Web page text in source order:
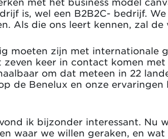
is, wel een B2B2C- bedrijf.
Als die ons leert kennen, zal de
moeten zijn met internationale
keer in contact komen
om dat meteen in 22
de Benelux en onze
ik bijzonder interessant. Nu
waar we willen geraken, en